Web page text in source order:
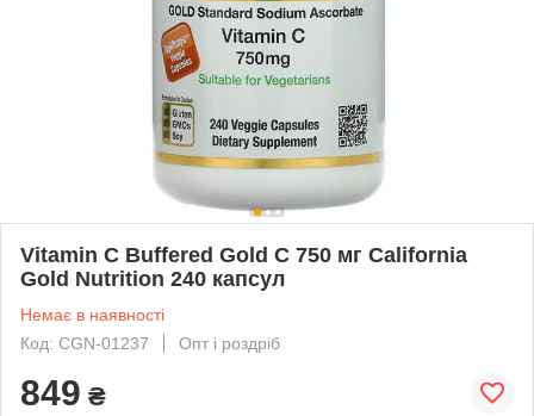
Vitamin C Buffered Gold C 750 мг California
Gold Nutrition 240 капсул
Немає в наявності
Код: CGN-01237
Опт і роздріб
849 ₴